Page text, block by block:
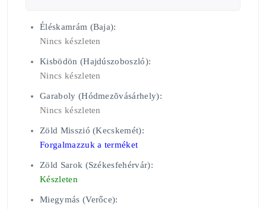
Éléskamrám (Baja):
Nincs készleten
Kisbödön (Hajdúszoboszló):
Nincs készleten
Garaboly (Hódmezõvásárhely):
Nincs készleten
Zöld Misszió (Kecskemét):
Forgalmazzuk a terméket
Zöld Sarok (Székesfehérvár):
Készleten
Miegymás (Verőce):